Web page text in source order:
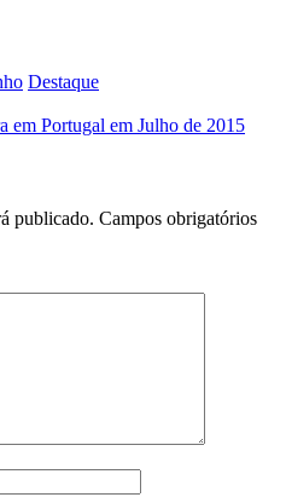
Destaque
em Portugal em Julho de 2015
publicado. Campos obrigatórios